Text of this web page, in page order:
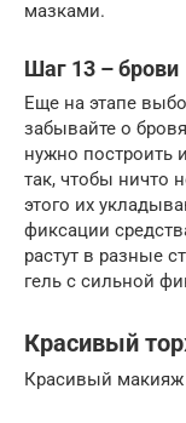
мазками.
Шаг 13 – брови
Еще на этапе
забывайте о
нужно построить
так, чтобы ничто
этого их
фиксации
растут в разные
гель с сильной
Красивый
Красивый макияж